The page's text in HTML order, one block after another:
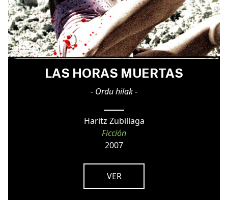
LAS HORAS MUERTAS
- Ordu hilak -
Haritz Zubillaga
Ficción
2007
VER